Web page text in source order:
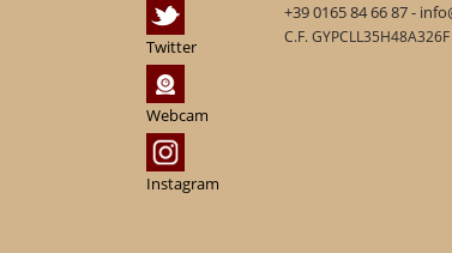
Twitter
Webcam
Instagram
+39 0165 84 66 87 -
C.F.